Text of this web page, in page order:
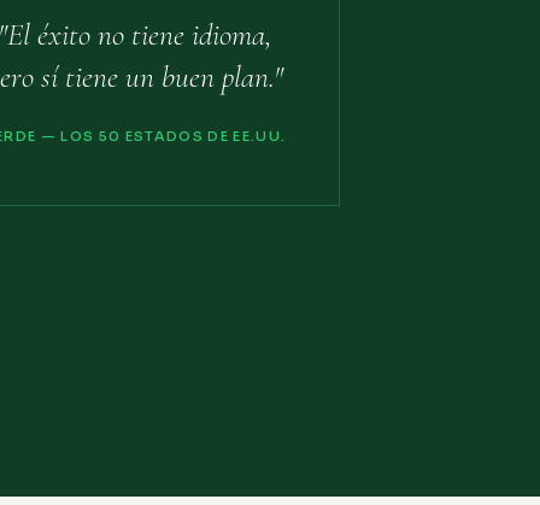
"El éxito no tiene idioma,
sí tiene un buen plan."
— LOS 50 ESTADOS DE EE.UU.